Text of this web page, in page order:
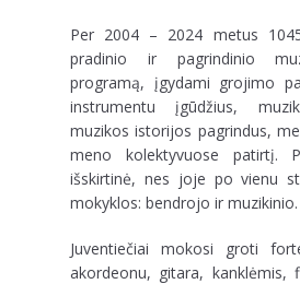
Per 2004 – 2024 metus
pradinio ir pagrindinio
programą, įgydami grojimo
instrumentu įgūdžius,
muzikos istorijos pagrindus,
meno kolektyvuose patirtį.
išskirtinė, nes joje po vienu
mokyklos: bendrojo ir muzikinio.
Juventiečiai mokosi groti
akordeonu, gitara, kanklėmis,